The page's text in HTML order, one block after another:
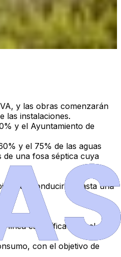
, y las obras comenzarán
las instalaciones.
y el Ayuntamiento de
y el 75% de las aguas
de una fosa séptica cuya
y las conducirán hasta una
línea específica para el
, con el objetivo de